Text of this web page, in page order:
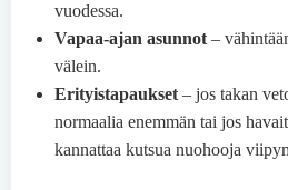
vuodessa.
Vapaa-ajan asunnot –
välein.
Erityistapaukset – jos takan
normaalia enemmän tai jos
kannattaa kutsua nuohooja